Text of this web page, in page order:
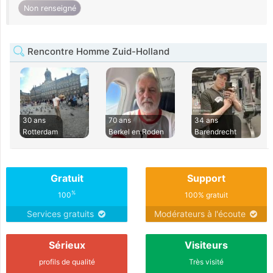
Non renseigné
Rencontre Homme Zuid-Holland
30 ans
Rotterdam
70 ans
Berkel en Roden
34 ans
Barendrecht
Gratuit
100%
Services gratuits
Support
100% gratuit
Modérateurs à l'écoute
Sérieux
profils de qualité
Visiteurs
Très visité